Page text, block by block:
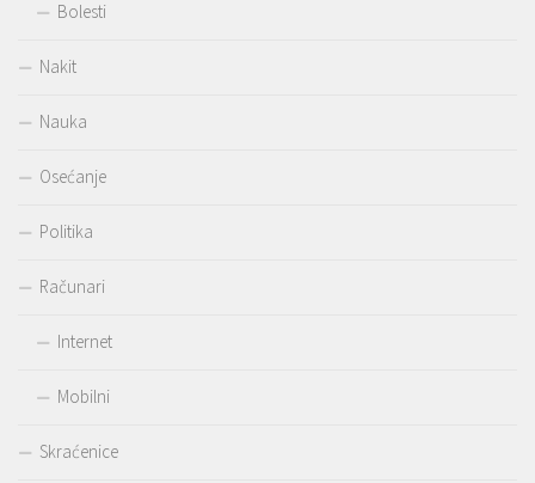
Bolesti
Nakit
Nauka
Osećanje
Politika
Računari
Internet
Mobilni
Skraćenice